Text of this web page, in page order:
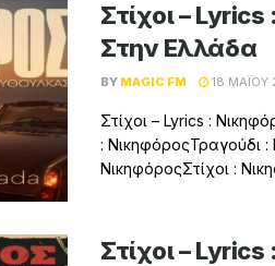
Στίχοι –
Στην Ελλάδα
BY MAGIC FM 18 ΜΑΪ́ΟΥ
Στίχοι – Lyrics :
: ΝικηφόροςΤραγούδι
ΝικηφόροςΣτίχοι :
Στίχοι –